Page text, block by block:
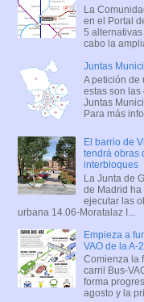
La
en el Portal
5
cabo la
Juntas
A petición de
estas son las
Juntas
Para más
El barrio de
tendrá obras
interbloques
La Junta de
de Madrid
ejecutar las
urbana 14.06-Moratalaz I...
Empieza a
VAO de la A-
Comienza la
carril Bus-
forma
agosto y la